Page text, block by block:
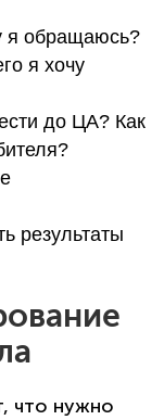
я обращаюсь?
я хочу
до ЦА? Как
результаты
что нужно